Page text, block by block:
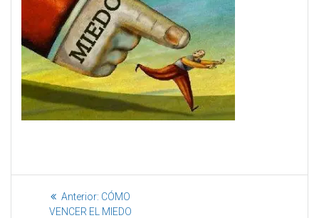
Anterior: CÓMO
VENCER EL MIEDO